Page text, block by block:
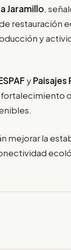
Jaramillo,
restauración
y
yPaisajes
mejorar la